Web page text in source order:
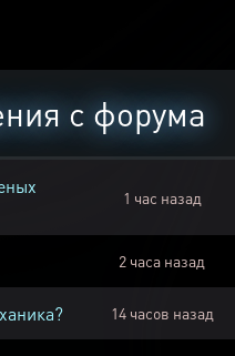
с форума
1 час назад
2 часа назад
14 часов назад